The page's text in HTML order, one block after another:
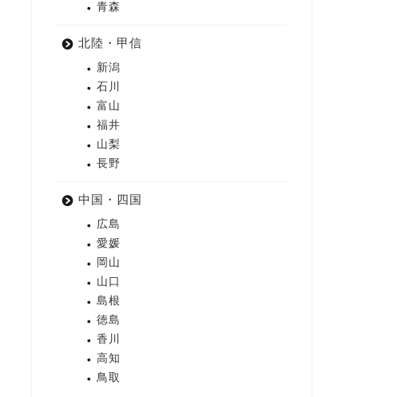
青森
北陸・甲信
新潟
石川
富山
福井
山梨
長野
中国・四国
広島
愛媛
岡山
山口
島根
徳島
香川
高知
鳥取